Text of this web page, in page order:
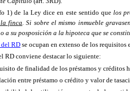
1) de la Ley dice en este sentido quelos
finca. Si sobre el mismo inmueble
a su posposición a la hipoteca que se
del RDse ocupan en extenso de los requisitos
RD conviene destacar lo siguiente:
de finalidad de los préstamos y créditos
entre préstamo o crédito y valor de